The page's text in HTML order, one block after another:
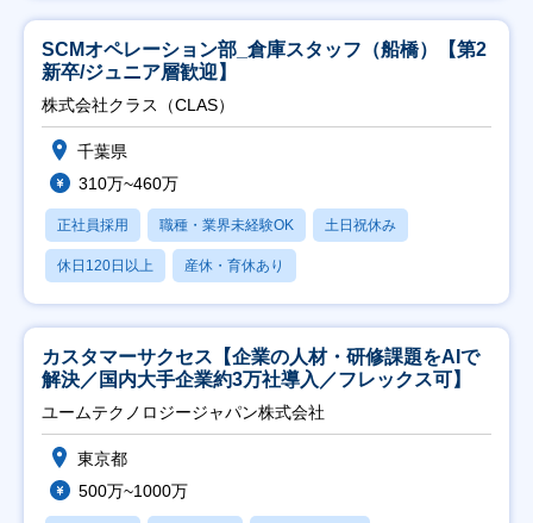
SCMオペレーション部_倉庫スタッフ（船橋）【第2
新卒/ジュニア層歓迎】
株式会社クラス（CLAS）
千葉県
310万~460万
正社員採用 職種・業界未経験OK 土日祝休み
休日120日以上 産休・育休あり
カスタマーサクセス【企業の人材・研修課題をAIで
解決／国内大手企業約3万社導入／フレックス可】
ユームテクノロジージャパン株式会社
東京都
500万~1000万